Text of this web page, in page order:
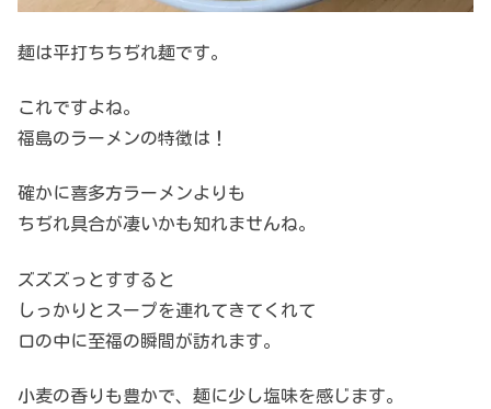
麺は平打ちちぢれ麺です。
これですよね。
福島のラーメンの特徴は！
確かに喜多方ラーメンよりも
ちぢれ具合が凄いかも知れませんね。
ズズズっとすすると
しっかりとスープを連れてきてくれて
口の中に至福の瞬間が訪れます。
小麦の香りも豊かで、麺に少し塩味を感じます。